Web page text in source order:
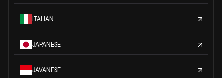
ITALIAN
JAPANESE
JAVANESE